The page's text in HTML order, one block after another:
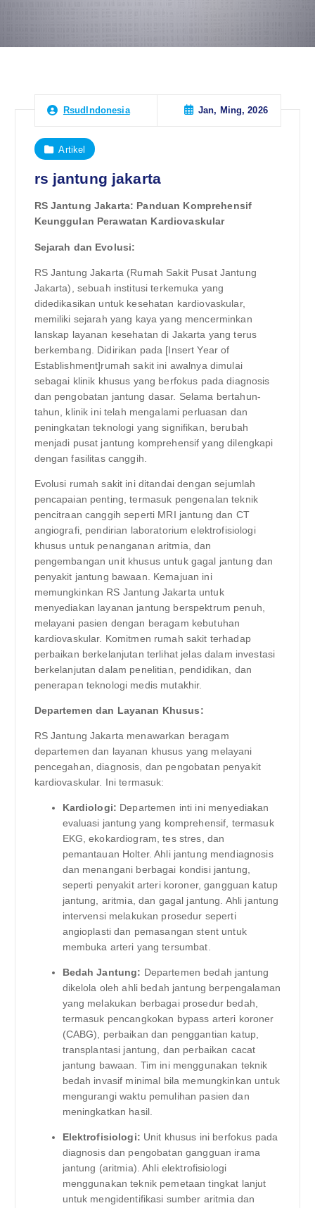
RsudIndonesia Jan, Ming, 2026
Artikel
rs jantung jakarta
RS Jantung Jakarta: Panduan Komprehensif
Keunggulan Perawatan Kardiovaskular
Sejarah dan Evolusi:
RS Jantung Jakarta (Rumah Sakit Pusat Jantung
Jakarta), sebuah institusi terkemuka yang
didedikasikan untuk kesehatan kardiovaskular,
memiliki sejarah yang kaya yang mencerminkan
lanskap layanan kesehatan di Jakarta yang terus
berkembang. Didirikan pada [Insert Year of
Establishment]rumah sakit ini awalnya dimulai
sebagai klinik khusus yang berfokus pada diagnosis
dan pengobatan jantung dasar. Selama bertahun-
tahun, klinik ini telah mengalami perluasan dan
peningkatan teknologi yang signifikan, berubah
menjadi pusat jantung komprehensif yang dilengkapi
dengan fasilitas canggih.
Evolusi rumah sakit ini ditandai dengan sejumlah
pencapaian penting, termasuk pengenalan teknik
pencitraan canggih seperti MRI jantung dan CT
angiografi, pendirian laboratorium elektrofisiologi
khusus untuk penanganan aritmia, dan
pengembangan unit khusus untuk gagal jantung dan
penyakit jantung bawaan. Kemajuan ini
memungkinkan RS Jantung Jakarta untuk
menyediakan layanan jantung berspektrum penuh,
melayani pasien dengan beragam kebutuhan
kardiovaskular. Komitmen rumah sakit terhadap
perbaikan berkelanjutan terlihat jelas dalam investasi
berkelanjutan dalam penelitian, pendidikan, dan
penerapan teknologi medis mutakhir.
Departemen dan Layanan Khusus:
RS Jantung Jakarta menawarkan beragam
departemen dan layanan khusus yang melayani
pencegahan, diagnosis, dan pengobatan penyakit
kardiovaskular. Ini termasuk:
Kardiologi: Departemen inti ini menyediakan
evaluasi jantung yang komprehensif, termasuk
EKG, ekokardiogram, tes stres, dan
pemantauan Holter. Ahli jantung mendiagnosis
dan menangani berbagai kondisi jantung,
seperti penyakit arteri koroner, gangguan katup
jantung, aritmia, dan gagal jantung. Ahli jantung
intervensi melakukan prosedur seperti
angioplasti dan pemasangan stent untuk
membuka arteri yang tersumbat.
Bedah Jantung: Departemen bedah jantung
dikelola oleh ahli bedah jantung berpengalaman
yang melakukan berbagai prosedur bedah,
termasuk pencangkokan bypass arteri koroner
(CABG), perbaikan dan penggantian katup,
transplantasi jantung, dan perbaikan cacat
jantung bawaan. Tim ini menggunakan teknik
bedah invasif minimal bila memungkinkan untuk
mengurangi waktu pemulihan pasien dan
meningkatkan hasil.
Elektrofisiologi: Unit khusus ini berfokus pada
diagnosis dan pengobatan gangguan irama
jantung (aritmia). Ahli elektrofisiologi
menggunakan teknik pemetaan tingkat lanjut
untuk mengidentifikasi sumber aritmia dan